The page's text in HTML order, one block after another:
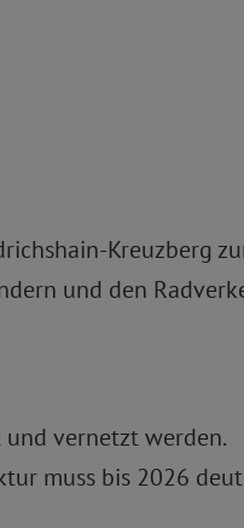
Kreuzberg
und den
und vernetzt werden.
muss bis 2026